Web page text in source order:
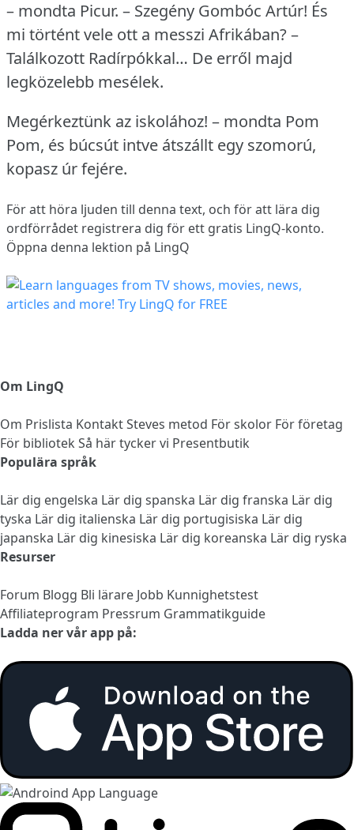
– mondta Picur. – Szegény Gombóc Artúr! És
mi történt vele ott a messzi Afrikában?–
Találkozott Radírpókkal… De erről majd
legközelebb mesélek.
Megérkeztünk az iskolához! – mondta Pom
Pom, és búcsút intve átszállt egy szomorú,
kopasz úr fejére.
För att höra ljuden till denna text, och för att lära dig
ordförrådet registrera dig för ett gratis LingQ-konto.
Öppna denna lektion på LingQ
Om LingQ
Om Prislista KontaktSteves metod För skolor För företag
För bibliotek Så här tycker vi Presentbutik
Populära språk
Lär dig engelska Lär dig spanska Lär dig franska Lär dig
tyska Lär dig italienska Lär dig portugisiska Lär dig
japanska Lär dig kinesiska Lär dig koreanska Lär dig ryska
Resurser
Forum Blogg Bli lärare Jobb Kunnighetstest
Affiliateprogram Pressrum Grammatikguide
Ladda ner vår app på: